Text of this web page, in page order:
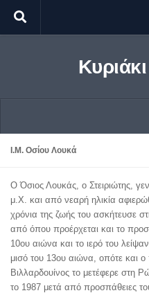
Skip to content
Ι.Μ. Οσίου Λουκά
Ο Όσιος Λουκάς, ο Στειριώτης,
μ.Χ. και από νεαρή ηλικία
χρόνια της ζωής του ασκήτευσε
από όπου προέρχεται και το
10ου αιώνα και το ιερό του
μισό του 13ου αιώνα, οπότε και ο
Βιλλαρδουίνος το μετέφερε στη
το 1987 μετά από προσπάθειες